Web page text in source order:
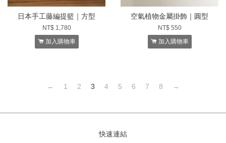
日本手工藤編提籃｜方型
NT$ 1,780
加入購物車
空氣植物金屬掛飾｜圓型
NT$ 550
加入購物車
← 1 2 3 4 5 6 7 8 →
快速連結